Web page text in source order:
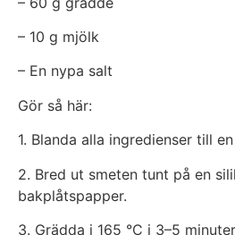
– 10 g mjölk
– En nypa salt
Gör så här:
1. Blanda alla ingredienser till
2. Bred ut smeten tunt på en
bakplåtspapper.
3. Grädda i 165 °C i 3–5